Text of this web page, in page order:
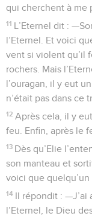
qui cherchent à me
11 L’Eternel dit :
l’Eternel. Et voici
vent si violent qu’il
rochers. Mais
l’ouragan, il y eut
n’était pas dans ce
12 Après cela, il y
feu. Enfin, après le
13 Dès qu’Elie
son manteau et
voici que quelqu’un
14 Il répondit : —J’ai
l’Eternel, le Dieu